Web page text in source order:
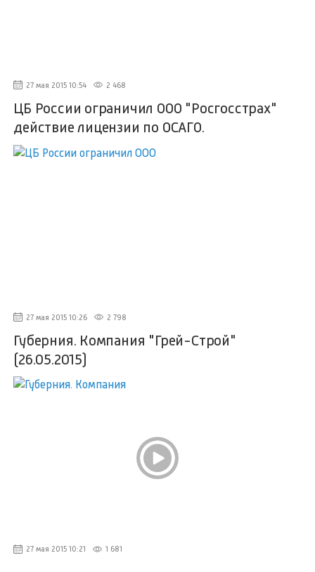
27 мая 2015 10:54 2 468
ЦБ России ограничил ООО "Росгосстрах"
действие лицензии по ОСАГО.
27 мая 2015 10:26 2 798
Губерния. Компания "Грей-Строй"
(26.05.2015)
27 мая 2015 10:21 1 681